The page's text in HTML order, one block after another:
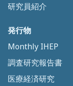
研究員紹介
発行物
Monthly IHEP
調査研究報告書
医療経済研究